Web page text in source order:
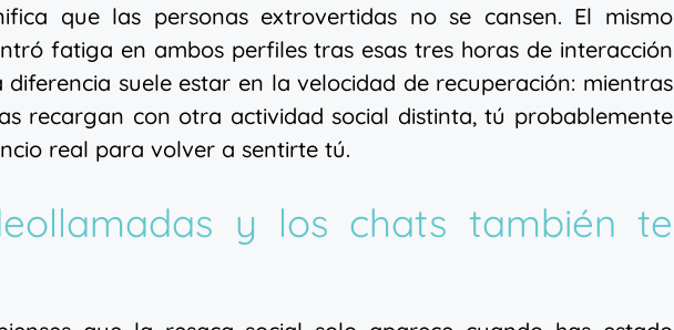
que las personas extrovertidas no se cansen. El mismo
fatiga en ambos perfiles tras esas tres horas de interacción
diferencia suele estar en la velocidad de recuperación: mientras
recargan con otra actividad social distinta, tú probablemente
real para volver a sentirte tú.
y los chats también te